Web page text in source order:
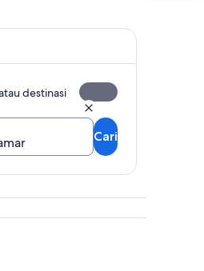
Miette
destinasi
Cari